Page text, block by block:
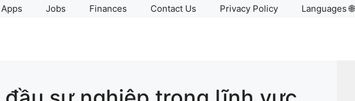
Apps Jobs Finances Contact Us Privacy Policy Languages 🌐